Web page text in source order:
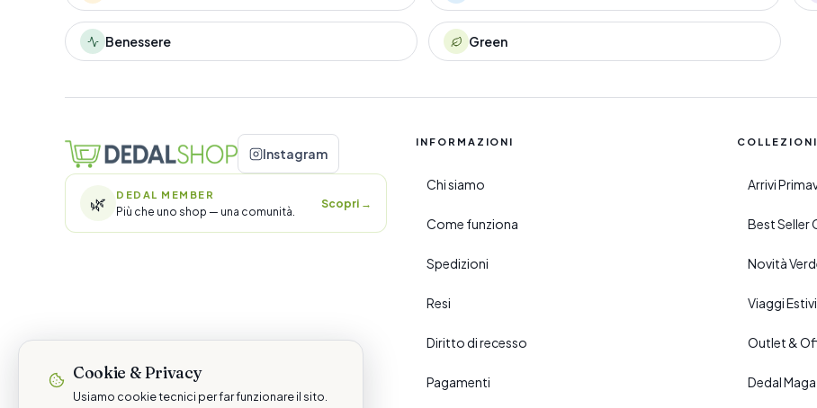
Benessere Green
Instagram
🌿 DEDAL MEMBER
Più che uno shop — una comunità.
Scopri→
INFORMAZIONI
Chi siamo
Come funziona
Spedizioni
Resi
Diritto di recesso
Pagamenti
COLLEZIONI
Arrivi
Best Seller
Novità
Viaggi Estivi
Outlet &
Dedal
Cookie & Privacy
Usiamo cookie tecnici per far funzionare il sito.